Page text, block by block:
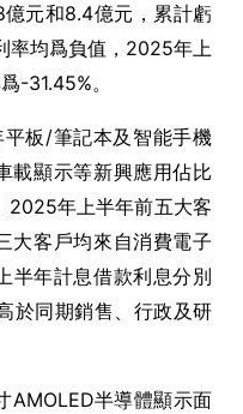
億元和8.4億元，累計虧
均爲負值， 2025年上
-31.45%。
板 /筆記本及智能手機
載顯示等新興應用佔比
2025年上半年前五大客
大客戶均來自消費電子
半年計息借款利息分別
於同期銷售、行政及研
AMOLED半導體顯示面